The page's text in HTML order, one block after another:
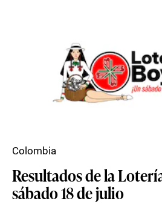
Resultados de la
sábado 18 de julio
Colombia